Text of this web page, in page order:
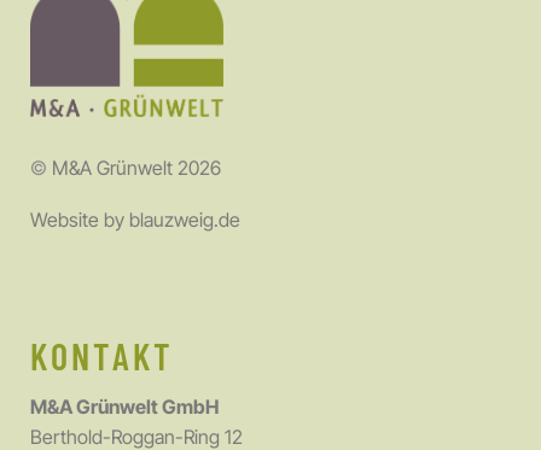
© M&A Grünwelt 2026
Website by blauzweig.de
KONTAKT
M&A Grünwelt GmbH
Berthold-Roggan-Ring 12